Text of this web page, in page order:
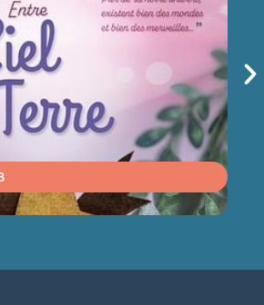
CIEL ET TERRE
sam 15/08
14h30